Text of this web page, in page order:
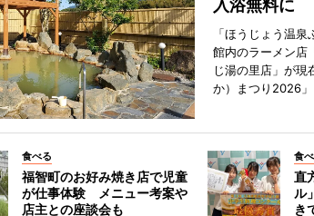
入浴無料に
「ほうじょう温泉
館内のラーメン店
じ湯の里店」が現
か）まつり2026」
食べる
福智町のお好み焼き店で児童
が仕事体験 メニュー考案や
店主との座談会も
食
直
ル
き